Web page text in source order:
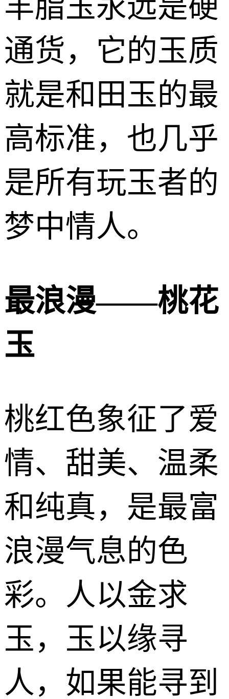
羊脂玉永远是硬
通货，它的玉质
就是和田玉的最
高标准，也几乎
是所有玩玉者的
梦中情人。
最浪漫——桃花
玉
桃红色象征了爱
情、甜美、温柔
和纯真，是最富
浪漫气息的色
彩。人以金求
玉，玉以缘寻
人，如果能寻到